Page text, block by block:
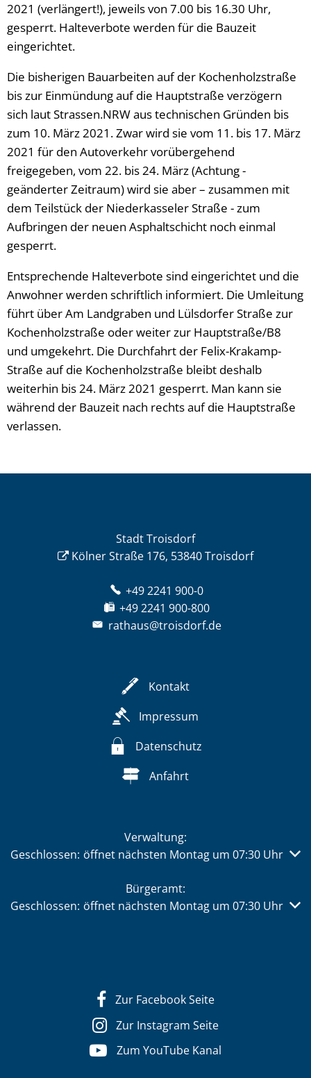
2021 (verlängert!), jeweils von 7.00 bis 16.30 Uhr,
gesperrt. Halteverbote werden für die Bauzeit
eingerichtet.
Die bisherigen Bauarbeiten auf der Kochenholzstraße
bis zur Einmündung auf die Hauptstraße verzögern
sich laut Strassen.NRW aus technischen Gründen bis
zum 10. März 2021. Zwar wird sie vom 11. bis 17. März
2021 für den Autoverkehr vorübergehend
freigegeben, vom 22. bis 24. März (Achtung -
geänderter Zeitraum) wird sie aber – zusammen mit
dem Teilstück der Niederkasseler Straße - zum
Aufbringen der neuen Asphaltschicht noch einmal
gesperrt.
Entsprechende Halteverbote sind eingerichtet und die
Anwohner werden schriftlich informiert. Die Umleitung
führt über Am Landgraben und Lülsdorfer Straße zur
Kochenholzstraße oder weiter zur Hauptstraße/B8
und umgekehrt. Die Durchfahrt der Felix-Krakamp-
Straße auf die Kochenholzstraße bleibt deshalb
weiterhin bis 24. März 2021 gesperrt. Man kann sie
während der Bauzeit nach rechts auf die Hauptstraße
verlassen.
Stadt Troisdorf
Kölner Straße 176, 53840 Troisdorf
+49 2241 900-0
+49 2241 900-800
rathaus@troisdorf.de
Kontakt
Impressum
Datenschutz
Anfahrt
Verwaltung:
Klicken, um weitere Öffnungs- oder Schließzeiten
Geschlossen: öffnet nächsten Montag um 07:30 Uhr
Bürgeramt:
Klicken, um weitere Öffnungs- oder Schließzeiten
Geschlossen: öffnet nächsten Montag um 07:30 Uhr
Zur Facebook Seite
Zur Instagram Seite
Zum YouTube Kanal